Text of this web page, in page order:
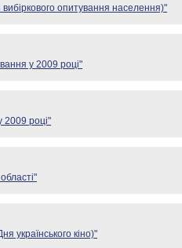
опитування населення)"
у 2009 році"
2009 році"
українського кіно)"